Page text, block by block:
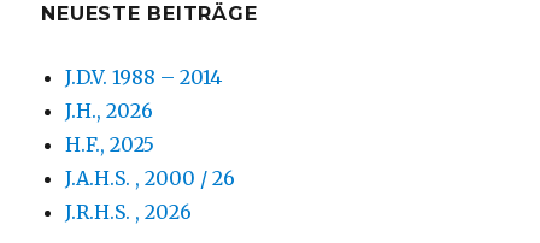
NEUESTE BEITRÄGE
J.D.V. 1988 – 2014
J.H., 2026
H.F., 2025
J.A.H.S. , 2000 / 26
J.R.H.S. , 2026